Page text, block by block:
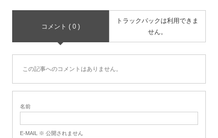
コメント ( 0 )
トラックバックは利用できま
せん。
この記事へのコメントはありません。
名前
E-MAIL ※ 公開されません